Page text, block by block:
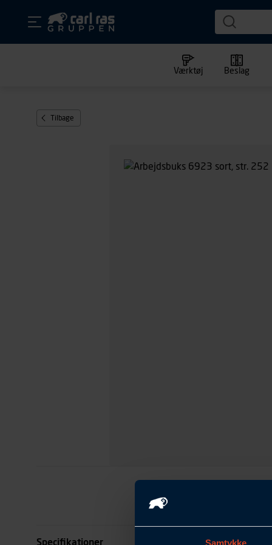
Værktøj Beslag
Tilbage
Specifikationer